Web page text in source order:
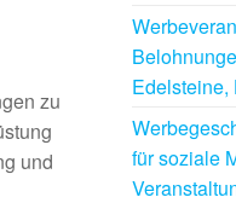
zu
und
Edelsteine,
für soziale